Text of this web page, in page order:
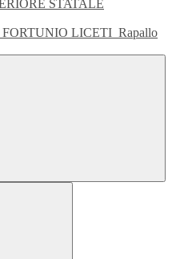
FORTUNIO LICETI Rapallo